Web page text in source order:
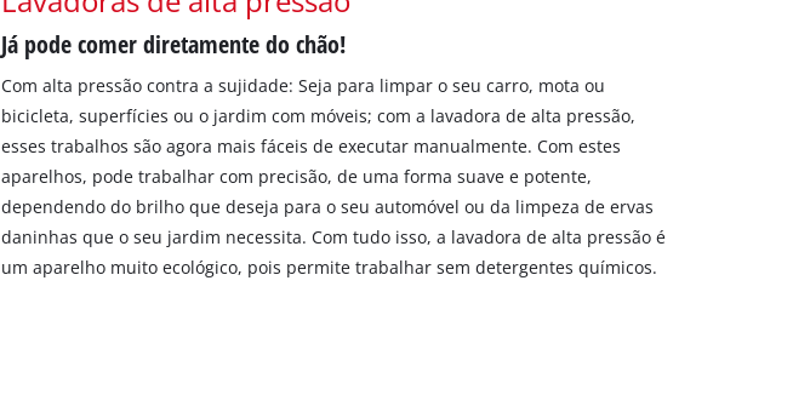
Já pode comer diretamente do chão!
Com alta pressão contra a sujidade: Seja para limpar o seu carro, mota ou
bicicleta, superfícies ou o jardim com móveis; com a lavadora de alta pressão,
esses trabalhos são agora mais fáceis de executar manualmente. Com estes
aparelhos, pode trabalhar com precisão, de uma forma suave e potente,
dependendo do brilho que deseja para o seu automóvel ou da limpeza de ervas
daninhas que o seu jardim necessita. Com tudo isso, a lavadora de alta pressão é
um aparelho muito ecológico, pois permite trabalhar sem detergentes químicos.